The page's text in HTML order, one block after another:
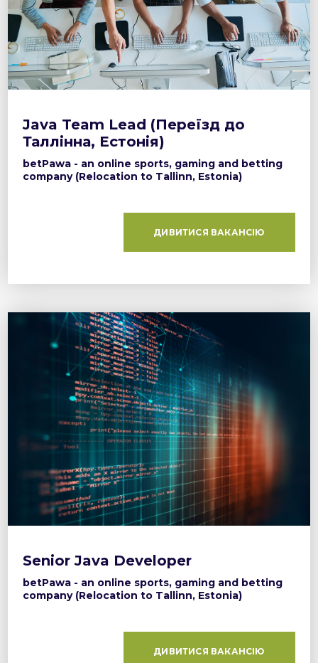
Java Team Lead (Переїзд до
Таллінна, Естонія)
betPawa - an online sports, gaming and betting
company (Relocation to Tallinn, Estonia)
ДИВИТИСЯ ВАКАНСІЮ
Senior Java Developer
betPawa - an online sports, gaming and betting
company (Relocation to Tallinn, Estonia)
ДИВИТИСЯ ВАКАНСІЮ